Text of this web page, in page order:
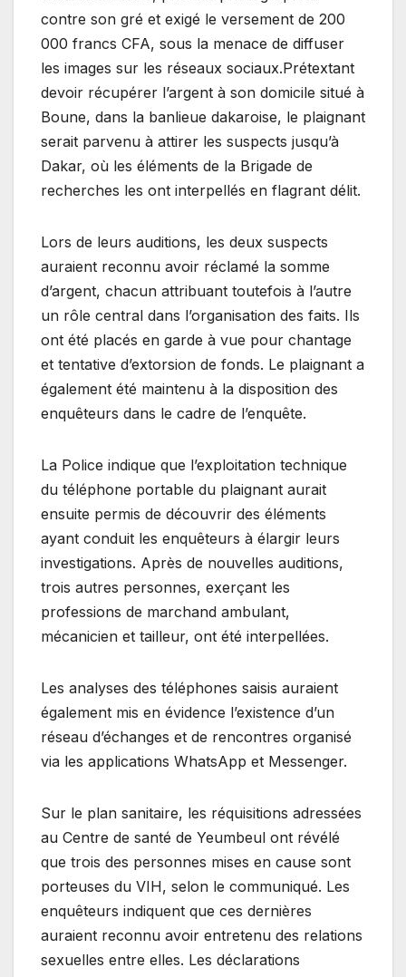
contre son gré et exigé le versement de 200
000 francs CFA, sous la menace de diffuser
les images sur les réseaux sociaux.Prétextant
devoir récupérer l’argent à son domicile situé à
Boune, dans la banlieue dakaroise, le plaignant
serait parvenu à attirer les suspects jusqu’à
Dakar, où les éléments de la Brigade de
recherches les ont interpellés en flagrant délit.
Lors de leurs auditions, les deux suspects
auraient reconnu avoir réclamé la somme
d’argent, chacun attribuant toutefois à l’autre
un rôle central dans l’organisation des faits. Ils
ont été placés en garde à vue pour chantage
et tentative d’extorsion de fonds. Le plaignant a
également été maintenu à la disposition des
enquêteurs dans le cadre de l’enquête.
La Police indique que l’exploitation technique
du téléphone portable du plaignant aurait
ensuite permis de découvrir des éléments
ayant conduit les enquêteurs à élargir leurs
investigations. Après de nouvelles auditions,
trois autres personnes, exerçant les
professions de marchand ambulant,
mécanicien et tailleur, ont été interpellées.
Les analyses des téléphones saisis auraient
également mis en évidence l’existence d’un
réseau d’échanges et de rencontres organisé
via les applications WhatsApp et Messenger.
Sur le plan sanitaire, les réquisitions adressées
au Centre de santé de Yeumbeul ont révélé
que trois des personnes mises en cause sont
porteuses du VIH, selon le communiqué. Les
enquêteurs indiquent que ces dernières
auraient reconnu avoir entretenu des relations
sexuelles entre elles. Les déclarations